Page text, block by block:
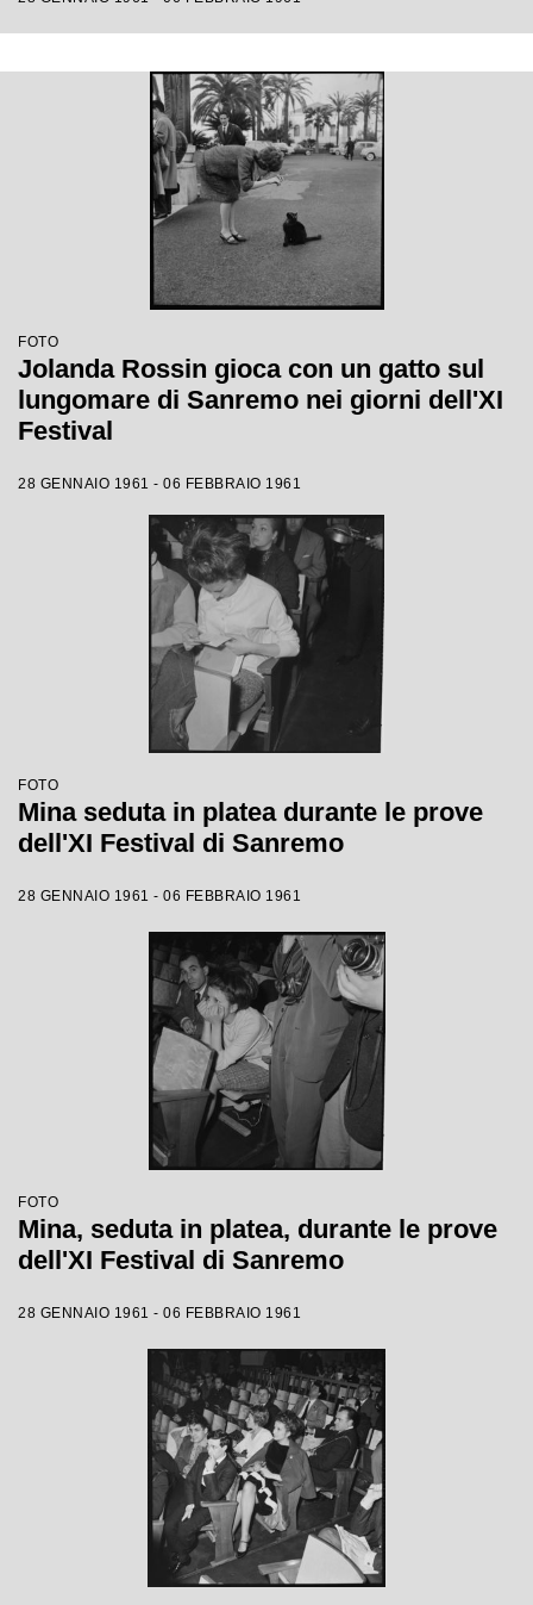
FOTO
Jolanda Rossin gioca con un gatto sul
lungomare di Sanremo nei giorni dell'XI
Festival
28 GENNAIO 1961 - 06 FEBBRAIO 1961
FOTO
Mina seduta in platea durante le prove
dell'XI Festival di Sanremo
28 GENNAIO 1961 - 06 FEBBRAIO 1961
FOTO
Mina, seduta in platea, durante le prove
dell'XI Festival di Sanremo
28 GENNAIO 1961 - 06 FEBBRAIO 1961